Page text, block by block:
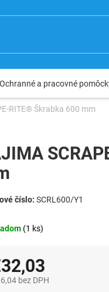
Ochranné a pracovné
RITE® Škrabka 600 mm
(1 ks)
SCRL600/Y1
bez DPH